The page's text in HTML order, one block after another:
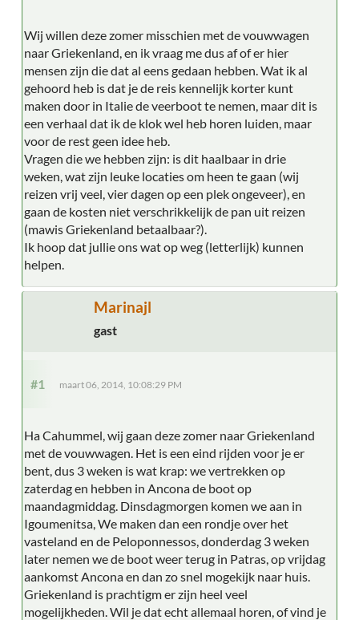
Wij willen deze zomer misschien met de vouwwagen
naar Griekenland, en ik vraag me dus af of er hier
mensen zijn die dat al eens gedaan hebben. Wat ik al
gehoord heb is dat je de reis kennelijk korter kunt
maken door in Italie de veerboot te nemen, maar dit is
een verhaal dat ik de klok wel heb horen luiden, maar
voor de rest geen idee heb.
Vragen die we hebben zijn: is dit haalbaar in drie
weken, wat zijn leuke locaties om heen te gaan (wij
reizen vrij veel, vier dagen op een plek ongeveer), en
gaan de kosten niet verschrikkelijk de pan uit reizen
(mawis Griekenland betaalbaar?).
Ik hoop dat jullie ons wat op weg (letterlijk) kunnen
helpen.
Marinajl
gast
#1 maart 06, 2014, 10:08:29 PM
Ha Cahummel, wij gaan deze zomer naar Griekenland
met de vouwwagen. Het is een eind rijden voor je er
bent, dus 3 weken is wat krap: we vertrekken op
zaterdag en hebben in Ancona de boot op
maandagmiddag. Dinsdagmorgen komen we aan in
Igoumenitsa, We maken dan een rondje over het
vasteland en de Peloponnessos, donderdag 3 weken
later nemen we de boot weer terug in Patras, op vrijdag
aankomst Ancona en dan zo snel mogekijk naar huis.
Griekenland is prachtigm er zijn heel veel
mogelijkheden. Wil je dat echt allemaal horen, of vind je